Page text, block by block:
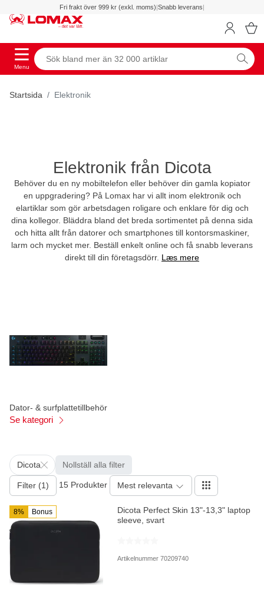
Fri frakt över 999 kr (exkl. moms)|Snabb leverans|
Menu
Startsida Elektronik
Elektronik från Dicota
Behöver du en ny mobiltelefon eller behöver din gamla kopiator
en uppgradering? På Lomax har vi allt inom elektronik och
elartiklar som gör arbetsdagen roligare och enklare för dig och
dina kollegor. Bläddra bland det breda sortimentet på denna sida
och hitta allt från datorer och smartphones till kontorsmaskiner,
larm och mycket mer. Beställ enkelt online och få snabb leverans
direkt till din företagsdörr. Læs mere
Dator- & surfplattetillbehör
Se kategori
Dicota Nollställ alla filter
Filter (1) 15 Produkter Mest relevanta
8% Bonus
Dicota Perfect Skin 13"-13,3" laptop
sleeve, svart
Artikelnummer 70209740